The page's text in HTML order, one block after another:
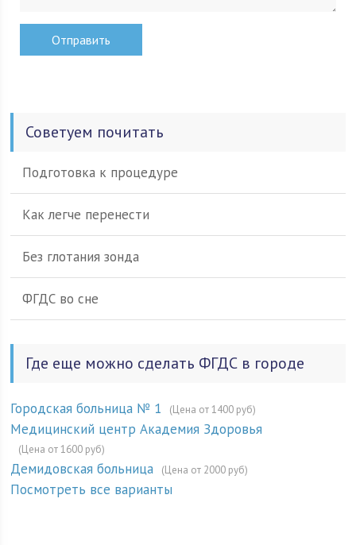
Советуем почитать
Подготовка к процедуре
Как легче перенести
Без глотания зонда
ФГДС во сне
Где еще можно сделать ФГДС в городе
Городская больница № 1 (Цена от 1400 руб)
Медицинский центр Академия Здоровья
(Цена от 1600 руб)
Демидовская больница (Цена от 2000 руб)
Посмотреть все варианты